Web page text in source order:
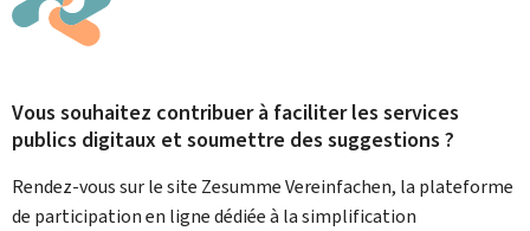
Vous souhaitez contribuer à faciliter les services
publics digitaux et soumettre des suggestions ?
Rendez-vous sur le site Zesumme Vereinfachen, la plateforme
de participation en ligne dédiée à la simplification